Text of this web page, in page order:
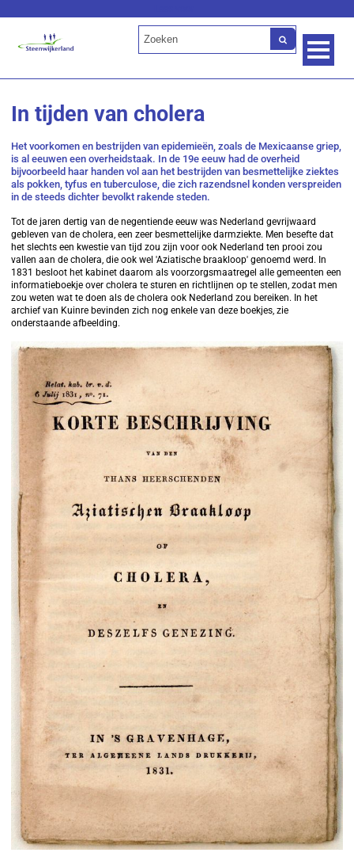
In tijden van cholera
Het voorkomen en bestrijden van epidemieën, zoals de Mexicaanse griep,
is al eeuwen een overheidstaak. In de 19e eeuw had de overheid
bijvoorbeeld haar handen vol aan het bestrijden van besmettelijke ziektes
als pokken, tyfus en tuberculose, die zich razendsnel konden verspreiden
in de steeds dichter bevolkt rakende steden.
Tot de jaren dertig van de negentiende eeuw was Nederland gevrijwaard
gebleven van de cholera, een zeer besmettelijke darmziekte. Men besefte dat
het slechts een kwestie van tijd zou zijn voor ook Nederland ten prooi zou
vallen aan de cholera, die ook wel 'Aziatische braakloop' genoemd werd. In
1831 besloot het kabinet daarom als voorzorgsmaatregel alle gemeenten een
informatieboekje over cholera te sturen en richtlijnen op te stellen, zodat men
zou weten wat te doen als de cholera ook Nederland zou bereiken. In het
archief van Kuinre bevinden zich nog enkele van deze boekjes, zie
onderstaande afbeelding.